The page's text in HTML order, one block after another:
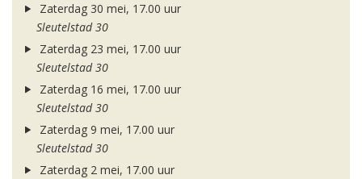
Zaterdag 30 mei, 17.00 uur
Sleutelstad 30
Zaterdag 23 mei, 17.00 uur
Sleutelstad 30
Zaterdag 16 mei, 17.00 uur
Sleutelstad 30
Zaterdag 9 mei, 17.00 uur
Sleutelstad 30
Zaterdag 2 mei, 17.00 uur